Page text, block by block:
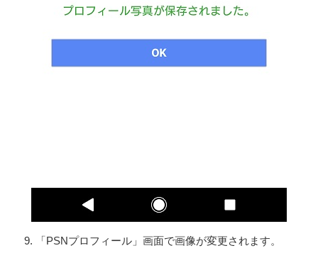
9. 「PSNプロフィール」画面で画像が変更されます。